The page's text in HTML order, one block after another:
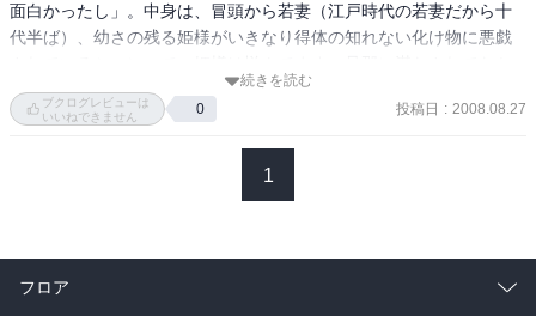
面白かったし」。中身は、冒頭から若妻（江戸時代の若妻だから十
代半ば）、幼さの残る姫様がいきなり得体の知れない化け物に悪戯
ったので。
子が化け物に陵辱されちゃうんですが、どっちもどっち（？）
続きを読む
ブクログレビューは
いいねできません
0 投稿日 : 2008.08.27
1
フロア